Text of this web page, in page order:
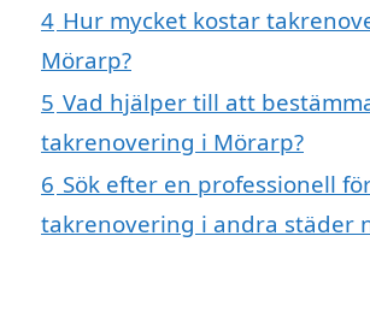
4 Hur mycket kostar
Mörarp?
5 Vad hjälper till att
takrenovering i Mörarp?
6 Sök efter en professionell
takrenovering i andra städer